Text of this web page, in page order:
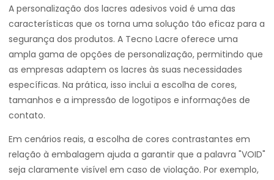
A personalização dos lacres adesivos void é uma das
características que os torna uma solução tão eficaz para a
segurança dos produtos. A Tecno Lacre oferece uma
ampla gama de opções de personalização, permitindo que
as empresas adaptem os lacres às suas necessidades
específicas. Na prática, isso inclui a escolha de cores,
tamanhos e a impressão de logotipos e informações de
contato.
Em cenários reais, a escolha de cores contrastantes em
relação à embalagem ajuda a garantir que a palavra "VOID"
seja claramente visível em caso de violação. Por exemplo,